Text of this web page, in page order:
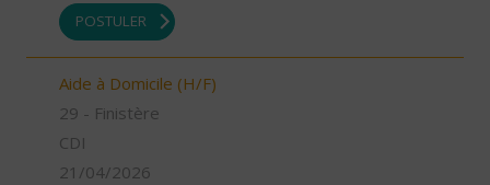
POSTULER
Aide à Domicile (H/F)
29 - Finistère
CDI
21/04/2026